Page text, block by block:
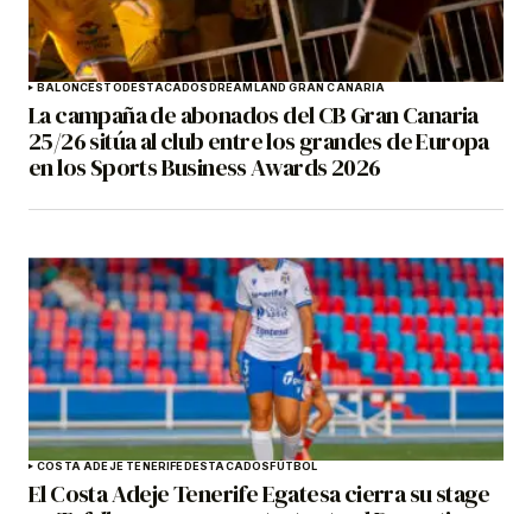
BALONCESTODESTACADOSDREAMLAND GRAN CANARIA
La campaña de abonados del CB Gran Canaria
25/26 sitúa al club entre los grandes de Europa
en los Sports Business Awards 2026
COSTA ADEJE TENERIFEDESTACADOSFÚTBOL
El Costa Adeje Tenerife Egatesa cierra su stage